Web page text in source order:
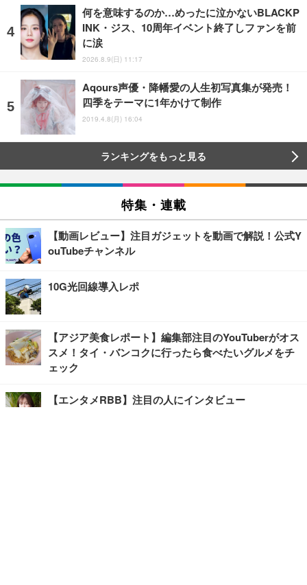
何を意味するのか…めったに泣かないBLACKP
INK・ジス、10周年イベント終了しファンを前
に涙
2026.8.9(日) 11:17
Aqours声優・降幡愛の人生初写真集が発売！
四季をテーマに1年かけて制作
2019.4.8(月) 16:04
ランキングをもっと見る
特集・連載
【動画レビュー】注目ガジェットを動画で解説！公式Y
ouTubeチャンネル
10G光回線導入レポ
【アジア美食レポート】編集部注目のYouTuberがオス
スメ！タイ・バンコクに行ったら食べたいグルメをチ
ェック
【エンタメRBB】注目の人にインタビュー